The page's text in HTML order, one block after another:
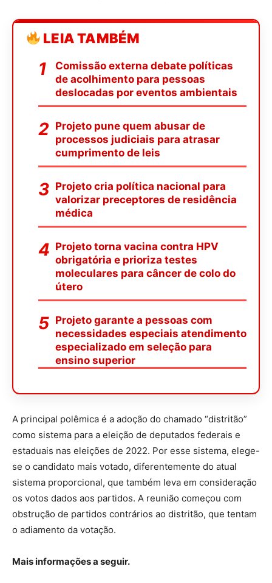
LEIA TAMBÉM
Comissão externa debate políticas
de acolhimento para pessoas
deslocadas por eventos ambientais
Projeto pune quem abusar de
processos judiciais para atrasar
cumprimento de leis
Projeto cria política nacional para
valorizar preceptores de residência
médica
Projeto torna vacina contra HPV
obrigatória e prioriza testes
moleculares para câncer de colo do
útero
Projeto garante a pessoas com
necessidades especiais atendimento
especializado em seleção para
ensino superior
A principal polêmica é a adoção do chamado “distritão”
como sistema para a eleição de deputados federais e
estaduais nas eleições de 2022. Por esse sistema, elege-
se o candidato mais votado, diferentemente do atual
sistema proporcional, que também leva em consideração
os votos dados aos partidos. A reunião começou com
obstrução de partidos contrários ao distritão, que tentam
o adiamento da votação.
Mais informações a seguir.